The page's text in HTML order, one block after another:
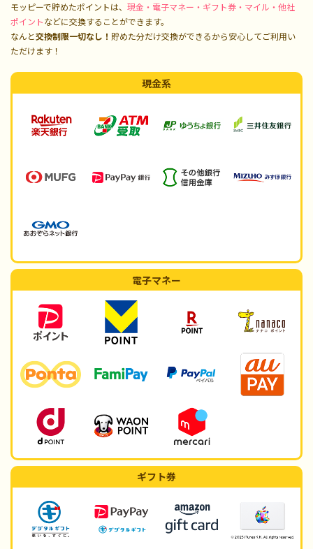
モッピーで貯めたポイントは、 現金・電子マネー・ギフト券・マイル・他社
ポイントなどに交換することができます。
なんと交換制限一切なし！ 貯めた分だけ交換ができるから安心してご利用い
ただけます！
現金系
電子マネー
ギフト券